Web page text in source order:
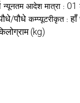
न्यूनतम आदेश मात्रा : 01
पौधे कम्प्यूटरीकृत : हाँ
(kg)